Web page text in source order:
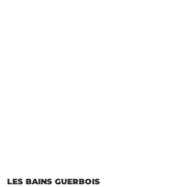
LES BAINS GUERBOIS